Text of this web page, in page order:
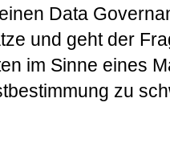
Data
und geht der
im Sinne eines
zu